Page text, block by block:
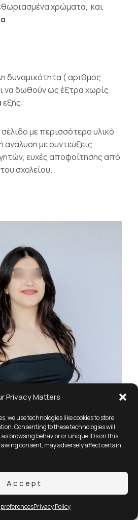
Privacy Matters
we use technologies like cookies to store
Consenting to these technologies will
browsing behavior or unique IDs on this
consent, may adversely affect certain
Accept
Privacy Policy
χρώματα, και
.
δυναμικότητα ( αριθμός
να δωθούν ως έξτρα χωρίς
εξής:
με περισσότερο υλικό
ανάλυση με συντεύξεις
ευχές αποφοίτησης από
σχολείου.